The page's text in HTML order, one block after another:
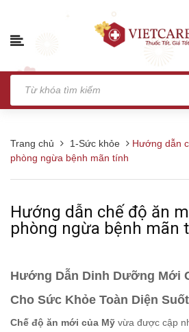
Trang chủ 1-Sức khỏe
Hướng dẫn
phòng ngừa bệnh mãn tính
Hướng dẫn chế độ ăn
phòng ngừa bệnh mãn
Hướng Dẫn Dinh Dưỡng Mới
Cho Sức Khỏe Toàn Diện
Chế độ ăn mới của Mỹ vừa được cập